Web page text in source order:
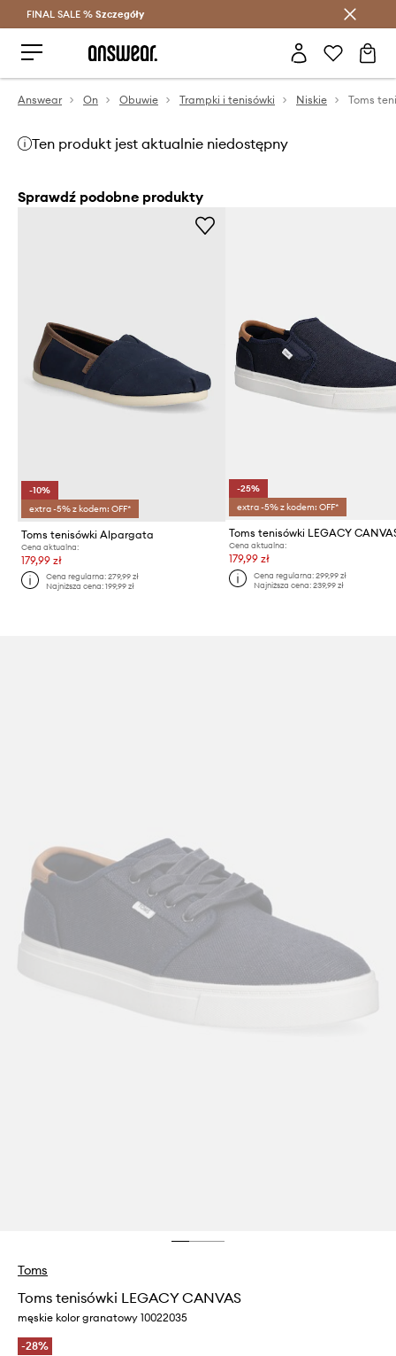
Oszczędzaj z Answear Club >
FINAL SALE % Szczegóły
Answear On Obuwie Trampki i tenisówki Niskie Toms
Ten produkt jest aktualnie niedostępny
Sprawdź podobne produkty
-10%
extra -5% z kodem: OFF*
Toms tenisówki Alpargata
Cena aktualna:
179,99 zł
Cena regularna:279,99 zł
Najniższa cena:199,99 zł
-25%
extra -5% z kodem: OFF*
Toms tenisówki LEGACY
Cena aktualna:
179,99 zł
Cena regularna: 299,99 zł
Najniższa cena: 239,99 zł
Toms
Toms tenisówki LEGACY CANVAS
męskie kolor granatowy 10022035
-28%